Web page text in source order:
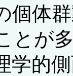
個体
とが
学的